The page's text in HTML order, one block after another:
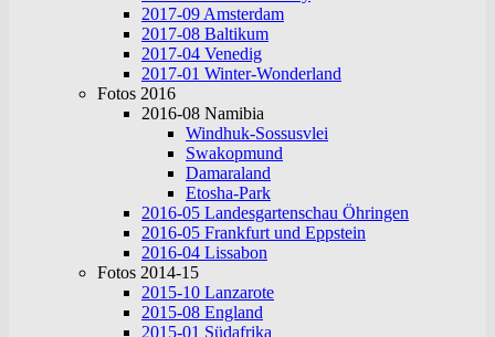
2017-09 Amsterdam
2017-08 Baltikum
2017-04 Venedig
2017-01 Winter-Wonderland
Fotos 2016
2016-08 Namibia
Windhuk-Sossusvlei
Swakopmund
Damaraland
Etosha-Park
2016-05 Landesgartenschau Öhringen
2016-05 Frankfurt und Eppstein
2016-04 Lissabon
Fotos 2014-15
2015-10 Lanzarote
2015-08 England
2015-01 Südafrika